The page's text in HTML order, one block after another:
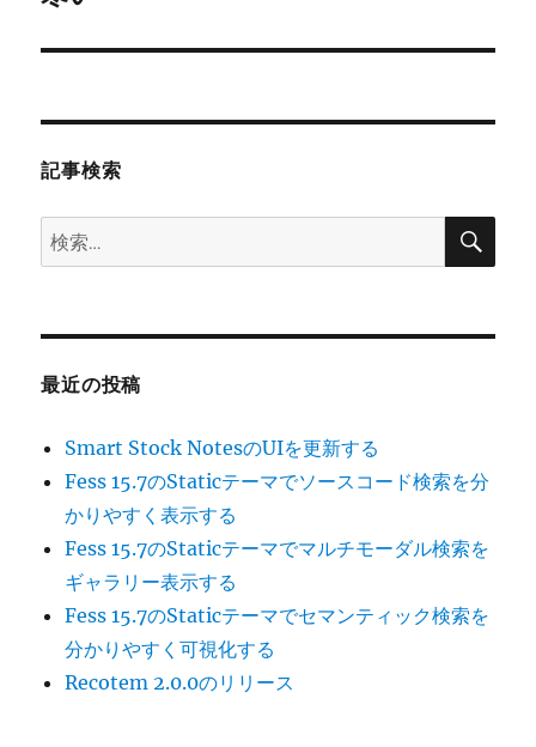
ー
投
記事検索
検
索:
検
最近の投稿
Smart Stock NotesのUIを更新する
Fess 15.7のStaticテーマでソースコード検索を分
かりやすく表示する
Fess 15.7のStaticテーマでマルチモーダル検索を
ギャラリー表示する
Fess 15.7のStaticテーマでセマンティック検索を
分かりやすく可視化する
Recotem 2.0.0のリリース